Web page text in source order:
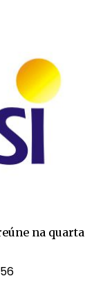
na quarta
56